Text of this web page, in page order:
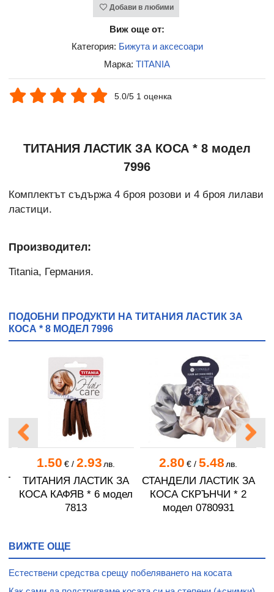
Добави в любими
Виж още от:
Категория: Бижута и аксесоари
Марка: TITANIA
5.0/5 1 оценка
ТИТАНИЯ ЛАСТИК ЗА КОСА * 8 модел
7996
Комплектът съдържа 4 броя розови и 4 броя лилави
ластици.
Производител:
Titania, Германия.
ПОДОБНИ ПРОДУКТИ НА ТИТАНИЯ ЛАСТИК ЗА
КОСА * 8 МОДЕЛ 7996
1.50 €/ 2.93 лв.
ТИТАНИЯ ЛАСТИК ЗА
КОСА КАФЯВ * 6 модел
7813
2.80 €/ 5.48 лв.
СТАНДЕЛИ ЛАСТИК ЗА
КОСА СКРЪНЧИ * 2
модел 0780931
ВИЖТЕ ОЩЕ
Естествени средства срещу побеляването на косата